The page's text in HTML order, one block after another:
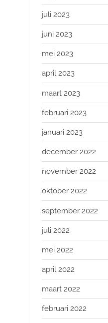
juli 2023
juni 2023
mei 2023
april 2023
maart 2023
februari 2023
januari 2023
december 2022
november 2022
oktober 2022
september 2022
juli 2022
mei 2022
april 2022
maart 2022
februari 2022